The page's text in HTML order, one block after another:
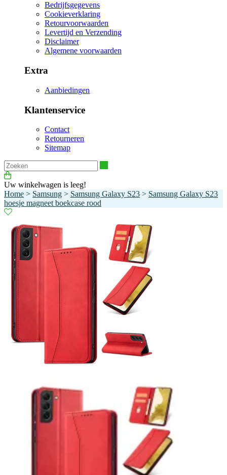
Bedrijfsgegevens
Cookieverklaring
Retourvoorwaarden
Levertijd en Verzending
Disclaimer
Algemene voorwaarden
Extra
Aanbiedingen
Klantenservice
Contact
Retourneren
Sitemap
Uw winkelwagen is leeg!
Home > Samsung > Samsung Galaxy S23 > Samsung Galaxy S23
hoesje magneet boekcase rood